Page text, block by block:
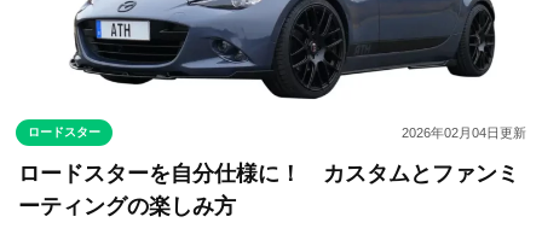
ロードスター 2026年02月04日更新
ロードスターを自分仕様に！ カスタムとファンミ
ーティングの楽しみ方